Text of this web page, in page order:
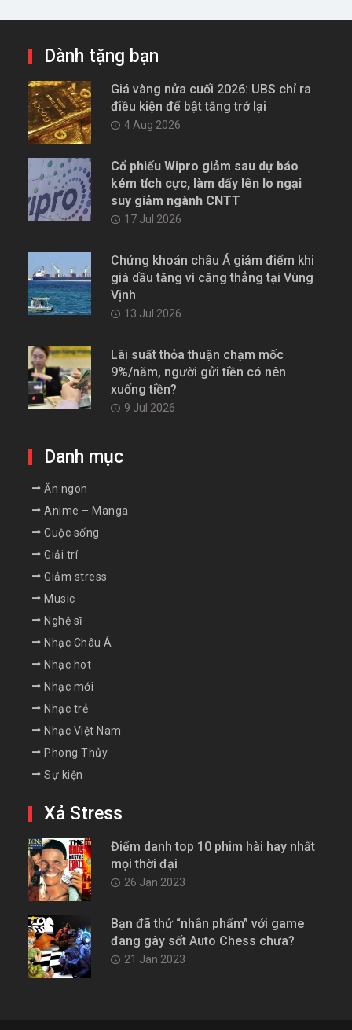
Dành tặng bạn
Giá vàng nửa cuối 2026: UBS chỉ ra
điều kiện để bật tăng trở lại
4 Aug 2026
Cổ phiếu Wipro giảm sau dự báo
kém tích cực, làm dấy lên lo ngại
suy giảm ngành CNTT
17 Jul 2026
Chứng khoán châu Á giảm điểm khi
giá dầu tăng vì căng thẳng tại Vùng
Vịnh
13 Jul 2026
Lãi suất thỏa thuận chạm mốc
9%/năm, người gửi tiền có nên
xuống tiền?
9 Jul 2026
Danh mục
Ăn ngon
Anime – Manga
Cuộc sống
Giải trí
Giảm stress
Music
Nghệ sĩ
Nhạc Châu Á
Nhạc hot
Nhạc mới
Nhạc trẻ
Nhạc Việt Nam
Phong Thủy
Sự kiện
Xả Stress
Điểm danh top 10 phim hài hay nhất
mọi thời đại
26 Jan 2023
Bạn đã thử “nhân phẩm” với game
đang gây sốt Auto Chess chưa?
21 Jan 2023